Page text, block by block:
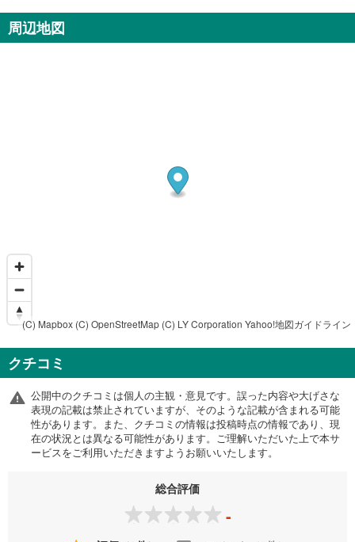
周辺地図
(C) Mapbox (C) OpenStreetMap (C) LY Corporation Yahoo!地図ガイドライン
クチコミ
公開中のクチコミは個人の主観・意見です。誤った内容や大げさな
表現の記載は禁止されていますが、そのような記載が含まれる可能
性があります。また、クチコミの情報は投稿時点の情報であり、現
在の状況とは異なる可能性があります。ご理解いただいた上で本サ
ービスをご利用いただきますようお願いいたします。
総合評価
-